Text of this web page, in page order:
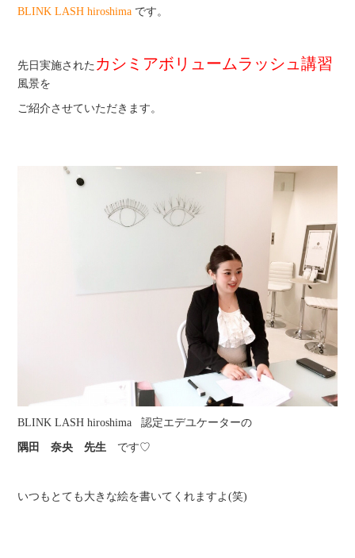
ショールーム案内
プライバシーポリシー
BLINK LASH hiroshima です。
先日実施された カシミアボリュームラッシュ講習
風景を
ご紹介させていただきます。
BLINK LASH hiroshima 認定エデユケーターの
隅田 奈央 先生 です♡
いつもとても大きな絵を書いてくれますよ(笑)